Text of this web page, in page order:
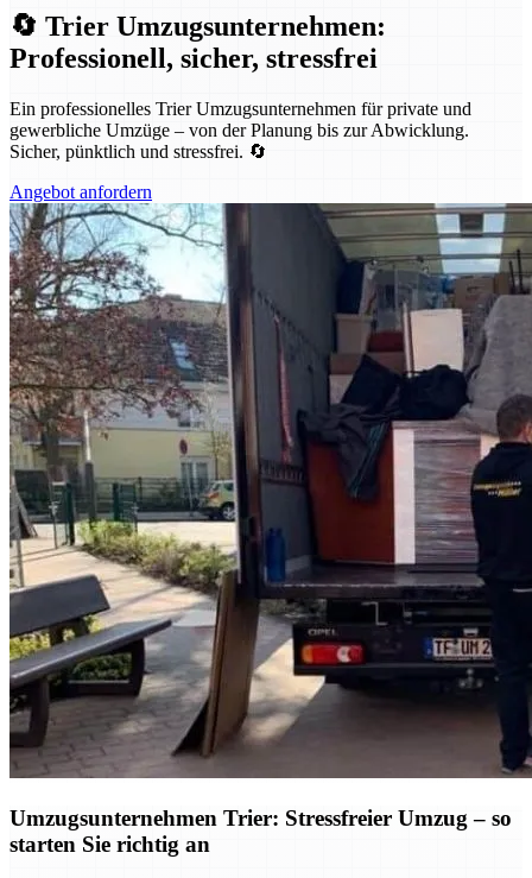
🔄 Trier Umzugsunternehmen:
Professionell, sicher, stressfrei
Ein professionelles Trier Umzugsunternehmen für private und
gewerbliche Umzüge – von der Planung bis zur Abwicklung.
Sicher, pünktlich und stressfrei. 🔄
Angebot anfordern
Umzugsunternehmen Trier: Stressfreier Umzug – so
starten Sie richtig an